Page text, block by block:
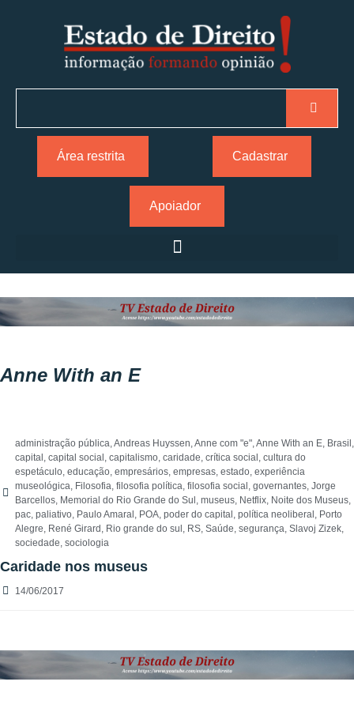
Área restrita Cadastrar
Apoiador
Anne With an E
administração pública,Andreas Huyssen,Anne com "e",Anne With an E, Brasil ,
capital , capital social , capitalismo, caridade, crítica social , cultura do
espetáculo, educação, empresários, empresas, estado, experiência
museológica, Filosofia, filosofia política, filosofia social , governantes, Jorge
Barcellos, Memorial do Rio Grande do Sul , museus, Netflix, Noite dos Museus,
pac, paliativo, Paulo Amaral , POA, poder do capital , política neoliberal , Porto
Alegre, René Girard , Rio grande do sul , RS, Saúde, segurança, Slavoj Zizek,
sociedade, sociologia
Caridade nos museus
14/06/2017